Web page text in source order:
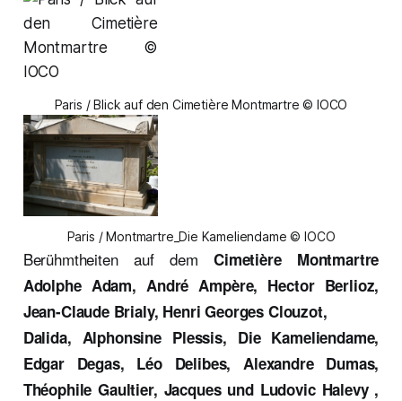
Paris / Blick auf den Cimetière Montmartre © IOCO
Paris / Montmartre_Die Kameliendame © IOCO
Berühmtheiten auf demCimetière Montmartre
Adolphe Adam, André Ampère, Hector Berlioz,
Jean-Claude Brialy, Henri Georges Clouzot,
Dalida, Alphonsine Plessis, Die Kameliendame,
Edgar Degas, Léo Delibes, Alexandre Dumas,
Théophile Gaultier, Jacques und Ludovic Halevy ,